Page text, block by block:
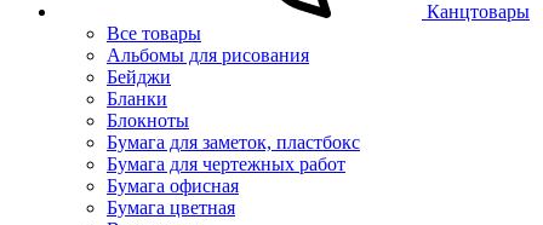
Канцтовары
Все товары
Альбомы для рисования
Бейджи
Бланки
Блокноты
Бумага для заметок, пластбокс
Бумага для чертежных работ
Бумага офисная
Бумага цветная